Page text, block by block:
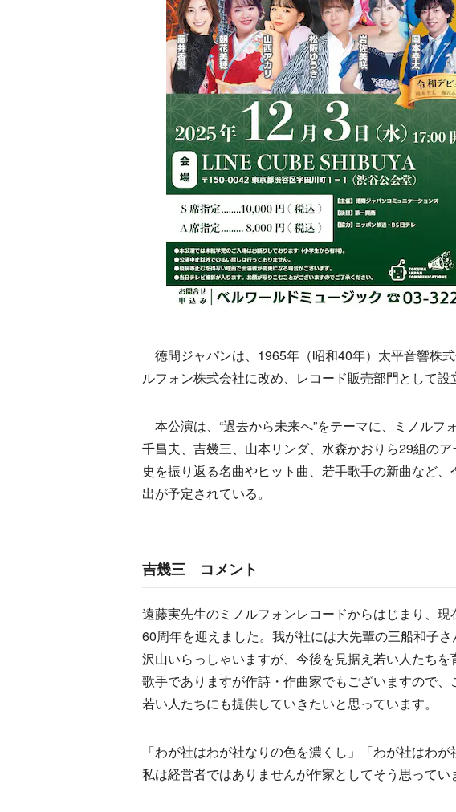
徳間ジャパンは、1965年（昭和40年）太平音響株
ルフォン株式会社に改め、レコード販売部門として設
本公演は、“過去から未来へ”をテーマに、ミノルフ
千昌夫、吉幾三、山本リンダ、水森かおりら29組の
史を振り返る名曲やヒット曲、若手歌手の新曲など
出が予定されている。
吉幾三 コメント
遠藤実先生のミノルフォンレコードからはじまり、
60周年を迎えました。我が社には大先輩の三船和子
沢山いらっしゃいますが、今後を見据え若い人たち
歌手でありますが作詩・作曲家でもございますので
若い人たちにも提供していきたいと思っています。
「わが社はわが社なりの色を濃くし」「わが社はわ
私は経営者ではありませんが作家としてそう思ってい